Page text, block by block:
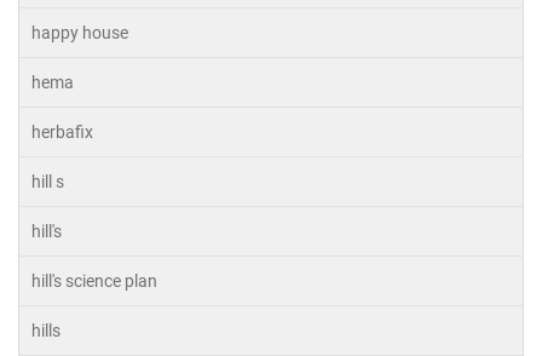
happy house
hema
herbafix
hill s
hill's
hill's science plan
hills